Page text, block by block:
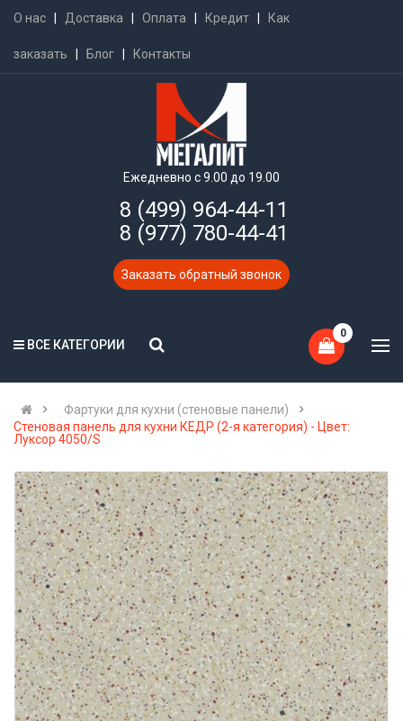
О нас Доставка Оплата Кредит Как
заказать Блог Контакты
Ежедневно с 9.00 до 19.00
8 (499) 964-44-11
8 (977) 780-44-41
Заказать обратный звонок
ВСЕ КАТЕГОРИИ
0
Фартуки для кухни (стеновые панели)
Стеновая панель для кухни КЕДР (2-я категория) - Цвет:
Луксор 4050/S